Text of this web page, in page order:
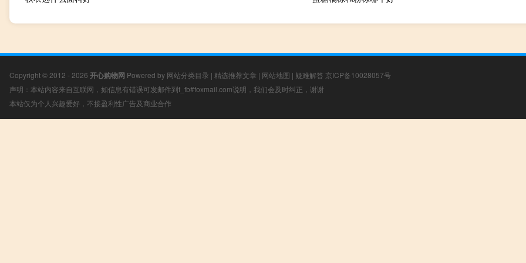
Copyright © 2012 - 2026 开心购物网 Powered by 网站分类目录 | 精选推荐文章 | 网站地图 | 疑难解答 京ICP备10028057号
声明：本站内容来自互联网，如信息有错误可发邮件到f_fb#foxmail.com说明，我们会及时纠正，谢谢
本站仅为个人兴趣爱好，不接盈利性广告及商业合作